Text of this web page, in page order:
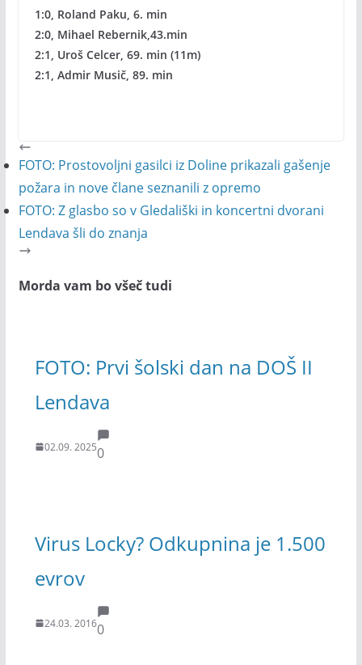
1:0, Roland Paku, 6. min
2:0, Mihael Rebernik,43.min
2:1, Uroš Celcer, 69. min (11m)
2:1, Admir Musič, 89. min
FOTO: Prostovoljni gasilci iz Doline prikazali gašenje
požara in nove člane seznanili z opremo
FOTO: Z glasbo so v Gledališki in koncertni dvorani
Lendava šli do znanja
Morda vam bo všeč tudi
FOTO: Prvi šolski dan na DOŠ II
Lendava
02.09. 20250
Virus Locky? Odkupnina je 1.500
evrov
24.03. 20160